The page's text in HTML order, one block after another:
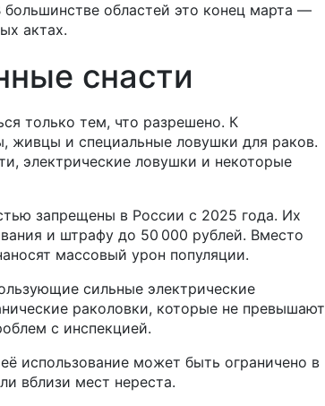
большинстве областей это конец марта —
актах.
снасти
только тем, что разрешено. К
живцы и специальные ловушки для раков.
электрические ловушки и некоторые
запрещены в России с 2025 года. Их
и штрафу до 50 000 рублей. Вместо
массовый урон популяции.
сильные электрические
раколовки, которые не превышают
с инспекцией.
использование может быть ограничено в
вблизи мест нереста.